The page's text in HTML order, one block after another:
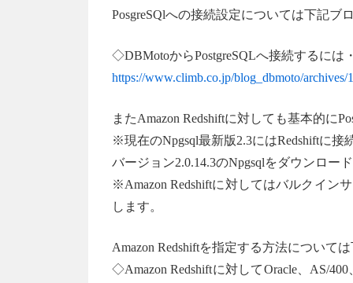
PosgreSQlへの接続設定については下記ブ
◇DBMotoからPostgreSQLへ接続するには
https://www.climb.co.jp/blog_dbmoto/archives/
またAmazon Redshiftに対しても基本的に
※現在のNpgsql最新版2.3にはRedshiftに接
バージョン2.0.14.3のNpgsqlをダウンロー
※Amazon Redshiftに対してはバルクイン
します。
Amazon Redshiftを指定する方法について
◇Amazon Redshiftに対してOracle、AS/